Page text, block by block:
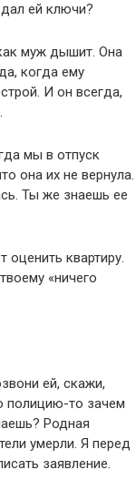
ей ключи?
муж дышит. Она
когда ему
И он всегда,
мы в отпуск
она их не вернула.
Ты же знаешь ее
оценить квартиру.
«ничего
ей, скажи,
полицию-то зачем
Родная
умерли. Я перед
заявление.